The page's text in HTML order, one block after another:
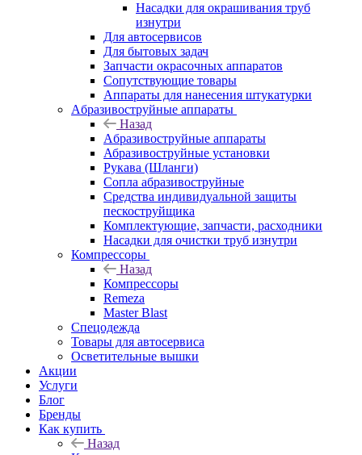
Насадки для окрашивания труб
изнутри
Для автосервисов
Для бытовых задач
Запчасти окрасочных аппаратов
Сопутствующие товары
Аппараты для нанесения штукатурки
Aбразивоструйные аппараты
Назад
Aбразивоструйные аппараты
Абразивоструйные установки
Рукава (Шланги)
Сопла абразивоструйные
Средства индивидуальной защиты
пескоструйщика
Комплектующие, запчасти, расходники
Насадки для очистки труб изнутри
Компрессоры
Назад
Компрессоры
Remeza
Master Blast
Спецодежда
Товары для автосервиса
Осветительные вышки
Акции
Услуги
Блог
Бренды
Как купить
Назад